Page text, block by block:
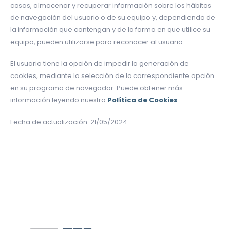
cosas, almacenar y recuperar información sobre los hábitos
de navegación del usuario o de su equipo y, dependiendo de
la información que contengan y de la forma en que utilice su
equipo, pueden utilizarse para reconocer al usuario.
El usuario tiene la opción de impedir la generación de
cookies, mediante la selección de la correspondiente opción
en su programa de navegador. Puede obtener más
información leyendo nuestra Política de Cookies.
Fecha de actualización: 21/05/2024